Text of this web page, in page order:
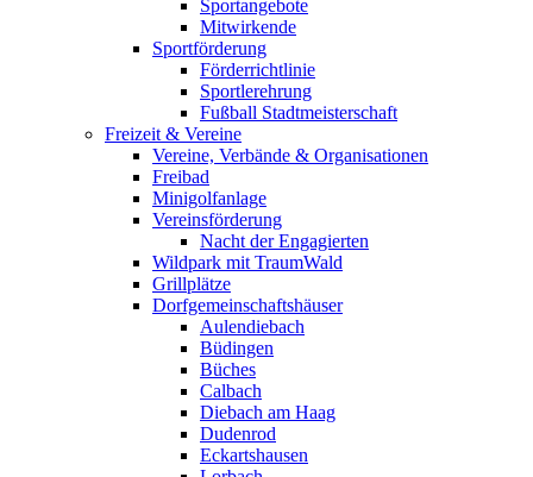
Sportangebote
Mitwirkende
Sportförderung
Förderrichtlinie
Sportlerehrung
Fußball Stadtmeisterschaft
Freizeit & Vereine
Vereine, Verbände & Organisationen
Freibad
Minigolfanlage
Vereinsförderung
Nacht der Engagierten
Wildpark mit TraumWald
Grillplätze
Dorfgemeinschaftshäuser
Aulendiebach
Büdingen
Büches
Calbach
Diebach am Haag
Dudenrod
Eckartshausen